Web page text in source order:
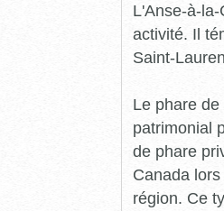
L'Anse-à-
activité. Il
Saint-
Le phare
patrimonial
de phare
Canada
région. Ce